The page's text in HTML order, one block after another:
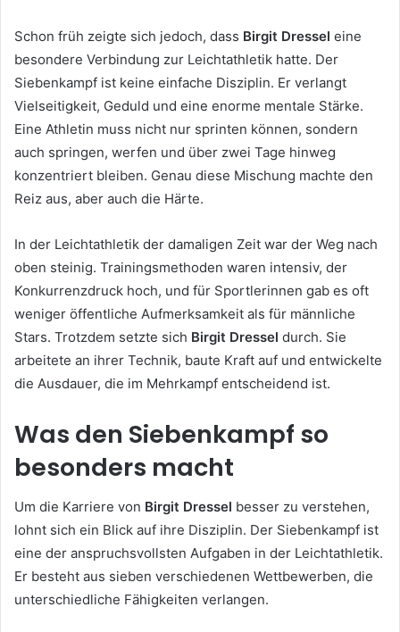
Schon früh zeigte sich jedoch, dass Birgit Dressel eine
besondere Verbindung zur Leichtathletik hatte. Der
Siebenkampf ist keine einfache Disziplin. Er verlangt
Vielseitigkeit, Geduld und eine enorme mentale Stärke.
Eine Athletin muss nicht nur sprinten können, sondern
auch springen, werfen und über zwei Tage hinweg
konzentriert bleiben. Genau diese Mischung machte den
Reiz aus, aber auch die Härte.
In der Leichtathletik der damaligen Zeit war der Weg nach
oben steinig. Trainingsmethoden waren intensiv, der
Konkurrenzdruck hoch, und für Sportlerinnen gab es oft
weniger öffentliche Aufmerksamkeit als für männliche
Stars. Trotzdem setzte sich Birgit Dressel durch. Sie
arbeitete an ihrer Technik, baute Kraft auf und entwickelte
die Ausdauer, die im Mehrkampf entscheidend ist.
Was den Siebenkampf so
besonders macht
Um die Karriere von Birgit Dressel besser zu verstehen,
lohnt sich ein Blick auf ihre Disziplin. Der Siebenkampf ist
eine der anspruchsvollsten Aufgaben in der Leichtathletik.
Er besteht aus sieben verschiedenen Wettbewerben, die
unterschiedliche Fähigkeiten verlangen.